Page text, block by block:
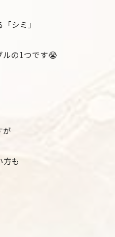
シミ」
ルの1つです😭
が
方も